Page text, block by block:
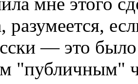
разумеется,
— это
"публичным"